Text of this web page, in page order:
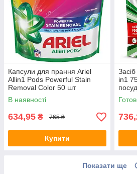
Капсули для прання Ariel
Allin1 Pods Powerful Stain
Removal Color 50 шт
В наявності
634,95 ₴ 765 ₴
Купити
in1
Показати ще